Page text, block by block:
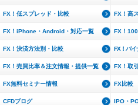
FX！低スプレッド・比較 FX！高
FX！iPhone・Android・対応一覧 FX！
FX！決済方法別・比較 FX！バイ
FX！売買比率＆注文情報・提供一覧 FX！取
FX無料セミナー情報 FX比較
CFDブログ IPO・